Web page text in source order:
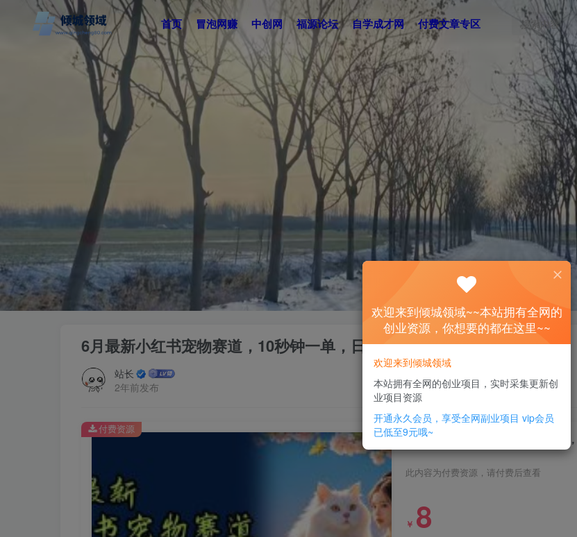
首页 冒泡网赚 中创网 福源论坛 自学成才网 付费文章专区
6月最新小红书宠物赛道，10秒钟一单，日入2000+，小白也能轻松学会
站长
2年前发布
6月最新小红书宠物赛道，10秒钟一单
此内容为付费资源，请付费后查看
￥ 8
付费资源
欢迎来到倾城领域~~本站拥有全网的
创业资源，你想要的都在这里~~
欢迎来到倾城领域
本站拥有全网的创业项目，实时采集更新创
业项目资源
开通永久会员，享受全网副业项目 vip会员
已低至9元哦~